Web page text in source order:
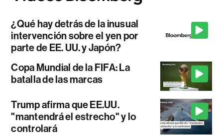
¿Qué hay detrás de la inusual
intervención sobre el yen por
parte de EE. UU. y Japón?
Copa Mundial de la FIFA: La
batalla de las marcas
Trump afirma que EE.UU.
"mantendrá el estrecho" y lo
controlará